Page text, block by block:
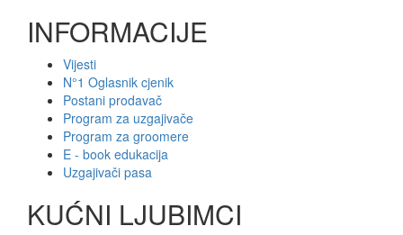
INFORMACIJE
Vijesti
N°1 Oglasnik cjenik
Postani prodavač
Program za uzgajivače
Program za groomere
E - book edukacija
Uzgajivači pasa
KUĆNI LJUBIMCI